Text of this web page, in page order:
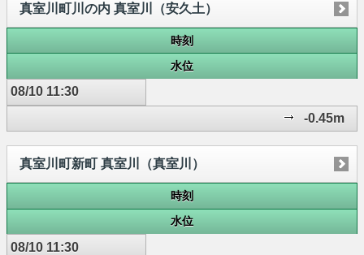
真室川町川の内 真室川（安久土）
時刻
水位
08/10 11:30
-0.45m
真室川町新町 真室川（真室川）
時刻
水位
08/10 11:30